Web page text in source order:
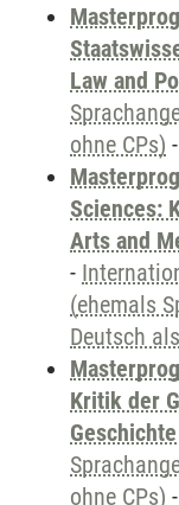
Law and
ohne CPs) -
Sciences:
Arts and
-
(ehemals
Deutsch
Kritik der
Geschichte
ohne CPs) -